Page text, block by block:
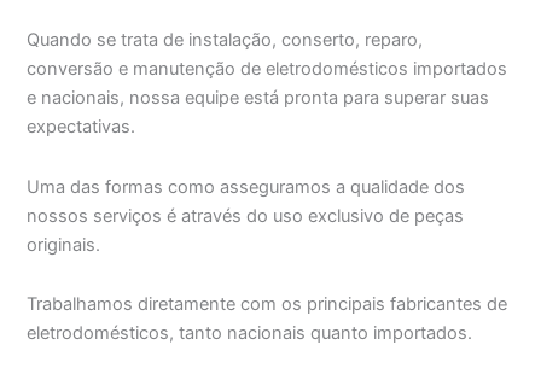
Quando se trata de instalação, conserto, reparo,
conversão e manutenção de eletrodomésticos importados
e nacionais, nossa equipe está pronta para superar suas
expectativas.
Uma das formas como asseguramos a qualidade dos
nossos serviços é através do uso exclusivo de peças
originais.
Trabalhamos diretamente com os principais fabricantes de
eletrodomésticos, tanto nacionais quanto importados.